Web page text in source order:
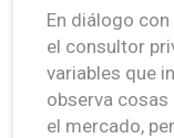
En diálogo
el consultor
variables que
observa cosas
el mercado,